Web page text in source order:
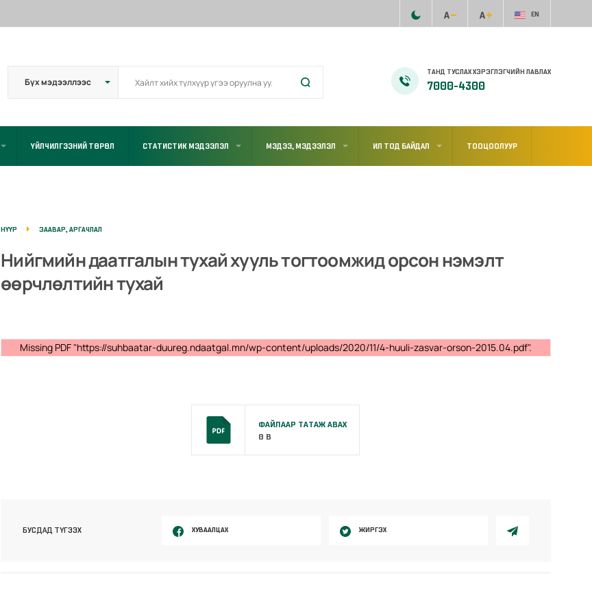
EN
ТАНД ТУСЛАХ ХЭРЭГЛЭГЧИЙН ЛАВЛАХ
7000-4300
ҮЙЛЧИЛГЭЭНИЙ ТӨРӨЛ СТАТИСТИК МЭДЭЭЛЭЛ МЭДЭЭ, МЭДЭЭЛЭЛ ИЛ ТОД БАЙДАЛ ТООЦООЛУУР
НҮҮР ЗААВАР, АРГАЧЛАЛ
Нийгмийн даатгалын тухай хууль тогтоомжид орсон нэмэлт
өөрчлөлтийн тухай
Missing PDF "https://suhbaatar-duureg.ndaatgal.mn/wp-content/uploads/2020/11/4-huuli-zasvar-orson-2015.04.pdf".
ФАЙЛААР ТАТАЖ АВАХ
0 B
БУСДАД ТҮГЭЭХ ХУВААЛЦАХ ЖИРГЭХ